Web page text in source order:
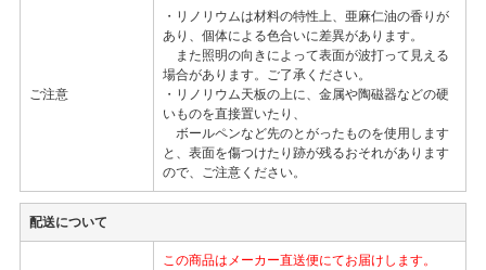
ご注意
・リノリウムは材料の特性上、亜麻仁油の香りが
あり、個体による色合いに差異があります。
また照明の向きによって表面が波打って見える
場合があります。ご了承ください。
・リノリウム天板の上に、金属や陶磁器などの硬
いものを直接置いたり、
ボールペンなど先のとがったものを使用します
と、表面を傷つけたり跡が残るおそれがあります
ので、ご注意ください。
配送について
この商品はメーカー直送便にてお届けします。